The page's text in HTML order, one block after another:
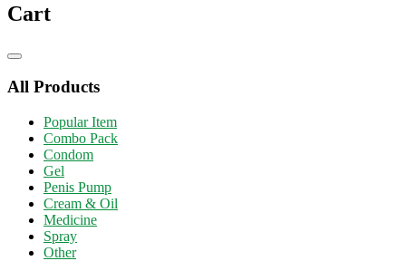
Cart
Catalog
All Products
Popular Item
Combo Pack
Condom
Gel
Penis Pump
Cream & Oil
Medicine
Spray
Other